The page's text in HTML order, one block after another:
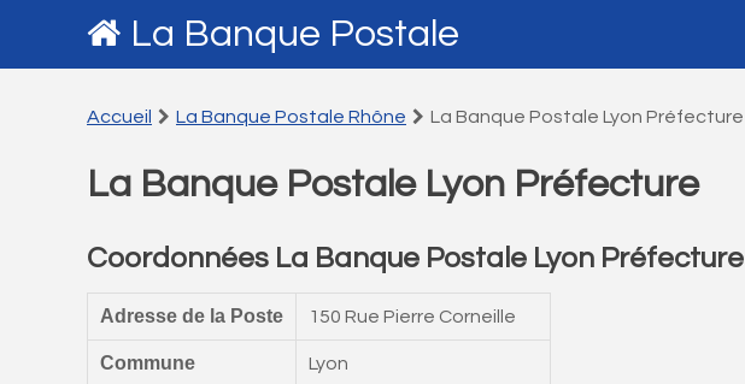
La Banque Postale
Accueil La Banque Postale Rhône La Banque Postale Lyon Préfecture
La Banque Postale Lyon Préfecture
Coordonnées La Banque Postale Lyon Préfecture
Adresse de la Poste 150 Rue Pierre Corneille
Commune Lyon